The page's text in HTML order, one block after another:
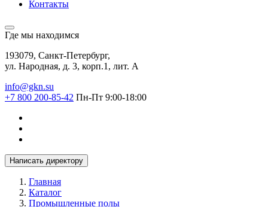
Контакты
Где мы находимся
193079, Санкт-Петербург,
ул. Народная, д. 3, корп.1, лит. А
info@gkn.su
+7 800 200-85-42 Пн-Пт 9:00-18:00
Написать директору
Главная
Каталог
Промышленные полы